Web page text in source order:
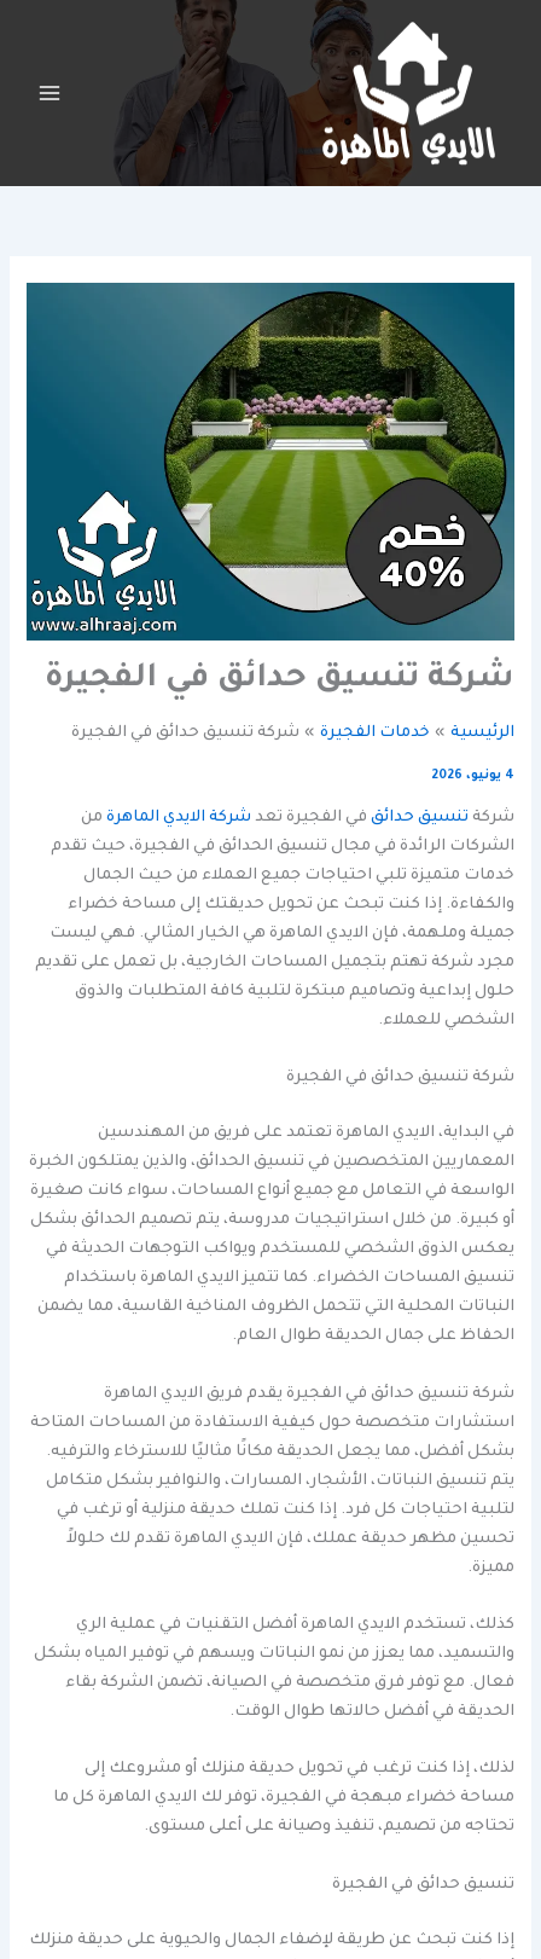
شركة تنسيق حدائق في الفجيرة
الرئيسية خدمات الفجيرة شركة تنسيق حدائق في الفجيرة
4 يونيو، 2026
شركة تنسيق حدائق في الفجيرة تعد شركة الايدي الماهرة من
الشركات الرائدة في مجال تنسيق الحدائق في الفجيرة، حيث تقدم
خدمات متميزة تلبي احتياجات جميع العملاء من حيث الجمال
والكفاءة. إذا كنت تبحث عن تحويل حديقتك إلى مساحة خضراء
جميلة وملهمة، فإن الايدي الماهرة هي الخيار المثالي. فهي ليست
مجرد شركة تهتم بتجميل المساحات الخارجية، بل تعمل على تقديم
حلول إبداعية وتصاميم مبتكرة لتلبية كافة المتطلبات والذوق
الشخصي للعملاء.
شركة تنسيق حدائق في الفجيرة
في البداية، الايدي الماهرة تعتمد على فريق من المهندسين
المعماريين المتخصصين في تنسيق الحدائق، والذين يمتلكون الخبرة
الواسعة في التعامل مع جميع أنواع المساحات، سواء كانت صغيرة
أو كبيرة. من خلال استراتيجيات مدروسة، يتم تصميم الحدائق بشكل
يعكس الذوق الشخصي للمستخدم ويواكب التوجهات الحديثة في
تنسيق المساحات الخضراء. كما تتميز الايدي الماهرة باستخدام
النباتات المحلية التي تتحمل الظروف المناخية القاسية، مما يضمن
الحفاظ على جمال الحديقة طوال العام.
شركة تنسيق حدائق في الفجيرة يقدم فريق الايدي الماهرة
استشارات متخصصة حول كيفية الاستفادة من المساحات المتاحة
بشكل أفضل، مما يجعل الحديقة مكانًا مثاليًا للاسترخاء والترفيه.
يتم تنسيق النباتات، الأشجار، المسارات، والنوافير بشكل متكامل
لتلبية احتياجات كل فرد. إذا كنت تملك حديقة منزلية أو ترغب في
تحسين مظهر حديقة عملك، فإن الايدي الماهرة تقدم لك حلولاً
مميزة.
كذلك، تستخدم الايدي الماهرة أفضل التقنيات في عملية الري
والتسميد، مما يعزز من نمو النباتات ويسهم في توفير المياه بشكل
فعال. مع توفر فرق متخصصة في الصيانة، تضمن الشركة بقاء
الحديقة في أفضل حالاتها طوال الوقت.
لذلك، إذا كنت ترغب في تحويل حديقة منزلك أو مشروعك إلى
مساحة خضراء مبهجة في الفجيرة، توفر لك الايدي الماهرة كل ما
تحتاجه من تصميم، تنفيذ وصيانة على أعلى مستوى.
تنسيق حدائق في الفجيرة
إذا كنت تبحث عن طريقة لإضفاء الجمال والحيوية على حديقة منزلك